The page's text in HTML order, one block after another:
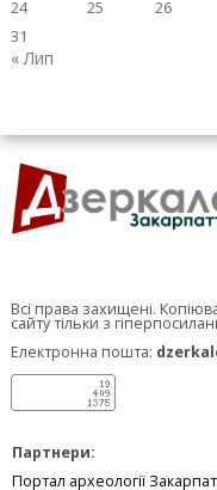
24
25 26
31
« Лип
Всі права захищені.
сайту тільки з
Електронна пошта:
Партнери:
Портал археології